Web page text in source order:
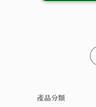
產品分類